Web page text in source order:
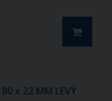
x 22 MM LEVÝ